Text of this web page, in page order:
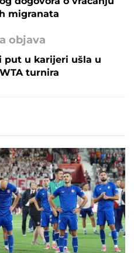
migranata
objava
put u karijeri ušla u
turnira